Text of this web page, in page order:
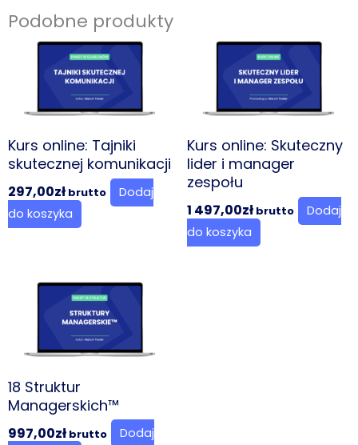
Podobne produkty
Kurs online: Tajniki
skutecznej komunikacji
297,00zł brutto
Dodaj
do koszyka
Kurs online: Skuteczny
lider i manager
zespołu
1 497,00zł brutto
Dodaj
do koszyka
18 Struktur
Managerskich™
997,00zł brutto Dodaj